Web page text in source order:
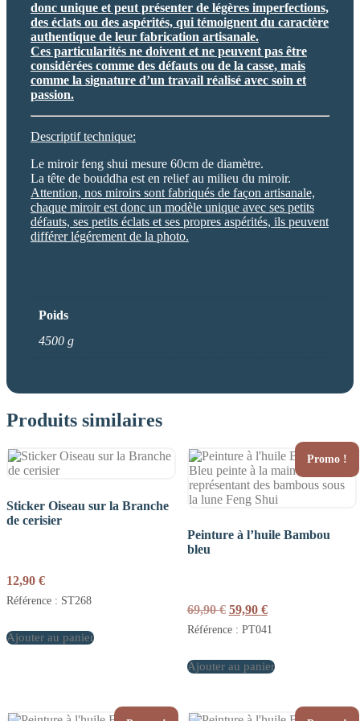
donc unique et peut présenter de légères imperfections,
des éclats ou des aspérités, qui témoignent du caractère
authentique de leur fabrication artisanale.
Ces particularités ne doivent et ne peuvent pas être
considérées comme des défauts ou de la casse, mais
comme la signature d’un travail réalisé avec soin et
passion.
Descriptif technique:
Le miroir feng shui mesure 60cm de diamètre.
La tête de bouddha est en relief au milieu du miroir.
Attention, nos miroirs sont fabriqués de façon artisanale,
chaque miroir est donc un modèle unique avec ses petits
défauts, ses petits éclats et ses propres aspérités, ils peuvent
différer légérement de la photo.
Poids
4500 g
Produits similaires
Sticker Oiseau sur la Branche
de cerisier
12,90 €
Référence : ST268
Ajouter au panier
Promo !
Peinture à l’huile Bambou
bleu
69,90€ Le
prix
initial
69,90 €.
59,90 €Le
prix
actuel
59,90 €.
Référence : PT041
Ajouter au panier